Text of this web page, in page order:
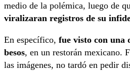
medio de la polémica, luego de
viralizaran registros de su
En específico, fue visto con una
besos, en un restorán mexicano.
las imágenes, no tardó en pedir